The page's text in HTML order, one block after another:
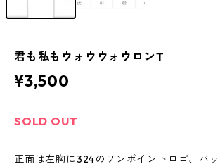
君も私もウォウウォウロンT
¥3,500
SOLD OUT
正面は左胸に324のワンポイントロゴ、バ